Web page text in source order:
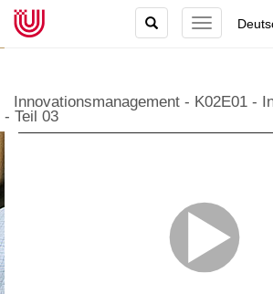
TOGGLE
NAVIGATION
TOGGLE
SEARCH
Innovationsmanagement - K02E01 -
- Teil 03